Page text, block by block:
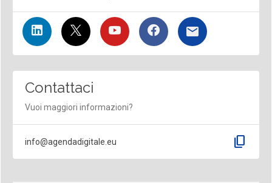
Contattaci
Vuoi maggiori informazioni?
info@agendadigitale.eu content_copy